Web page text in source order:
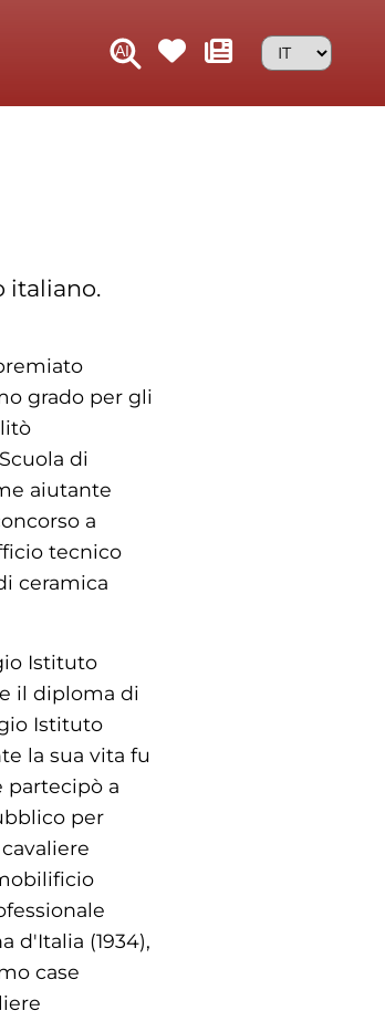
italiano.
grado per gli
di
aiutante
a
tecnico
ceramica
Istituto
il diploma di
Istituto
la sua vita fu
partecipò a
per
d'Italia (1934),
case